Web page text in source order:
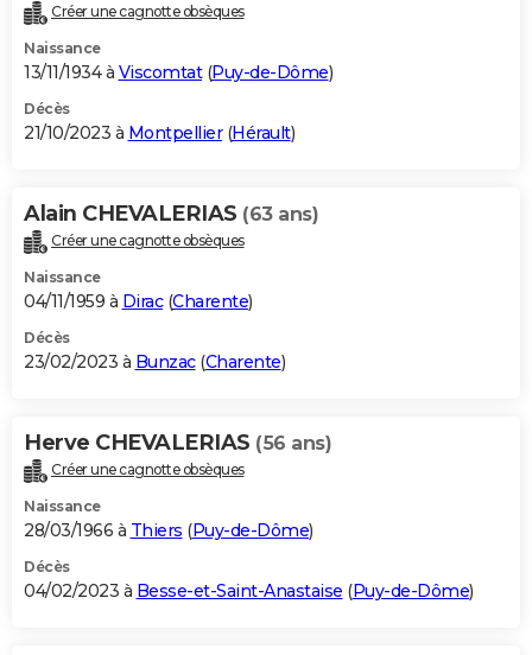
Créer une cagnotte obsèques
Naissance
13/11/1934 à Viscomtat(Puy-de-Dôme)
Décès
21/10/2023 à Montpellier(Hérault)
Alain CHEVALERIAS (63 ans)
Créer une cagnotte obsèques
Naissance
04/11/1959 à Dirac(Charente)
Décès
23/02/2023 à Bunzac(Charente)
Herve CHEVALERIAS (56 ans)
Créer une cagnotte obsèques
Naissance
28/03/1966 à Thiers (Puy-de-Dôme)
Décès
04/02/2023 à Besse-et-Saint-Anastaise (Puy-de-Dôme)